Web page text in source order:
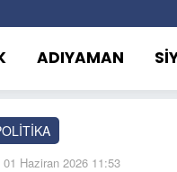
ADIYAMAN
01 Haziran 2026 11:53